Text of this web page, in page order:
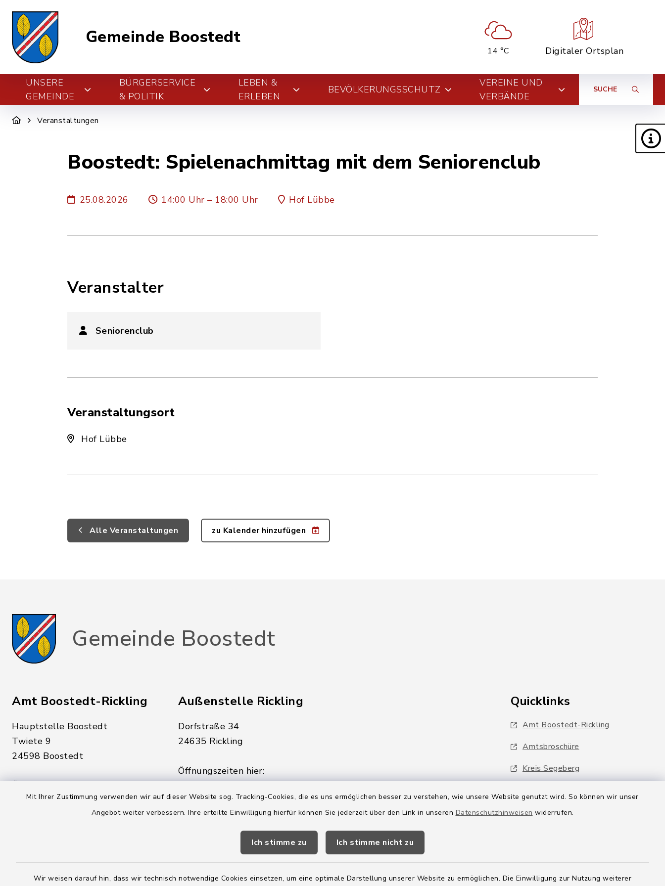
Mit Ihrer Zustimmung verwenden wir auf dieser Website sog. Tracking-Cookies, die es uns ermöglichen besser zu verstehen, wie unsere Website genutzt wird. So können wir unser
Angebot weiter verbessern. Ihre erteilte Einwilligung hierfür können Sie jederzeit über den Link in unseren Datenschutzhinweisen widerrufen.
Ich stimme zu Ich stimme nicht zu
Wir weisen darauf hin, dass wir technisch notwendige Cookies einsetzen, um eine optimale Darstellung unserer Website zu ermöglichen. Die Einwilligung zur Nutzung weiterer
Gemeinde Boostedt
14 °C Digitaler Ortsplan
UNSERE
GEMEINDE
BÜRGERSERVICE
& POLITIK
LEBEN &
ERLEBEN
BEVÖLKERUNGSSCHUTZ
VEREINE UND
VERBÄNDE
SUCHE
Veranstaltungen
Boostedt: Spielenachmittag mit dem Seniorenclub
25.08.2026 14:00 Uhr – 18:00 Uhr Hof Lübbe
Veranstalter
Seniorenclub
Veranstaltungsort
Hof Lübbe
Alle Veranstaltungen zu Kalender hinzufügen
Gemeinde Boostedt
Amt Boostedt-Rickling
Hauptstelle Boostedt
Twiete 9
24598 Boostedt
Montag, Dienstag, Donnerstag,
sowie zusätzlich am Dienstag:
14:00 - 18:00 Uhr
Außenstelle Rickling
Dorfstraße 34
24635 Rickling
Öffnungszeiten hier:
Freitag:
08:00 - 12:00 Uhr
sowie zusätzlich am Donnerstag:
14:00 - 18:00 Uhr
04328 179-0
Quicklinks
Amt Boostedt-Rickling
Amtsbroschüre
Kreis Segeberg